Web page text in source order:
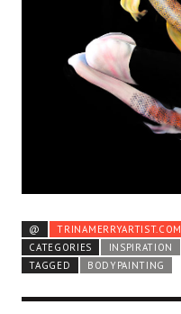
@
TRINAMERRYARTIST.COM
CATEGORIES
INSPIRATION
TAGGED
BODYPAINTING